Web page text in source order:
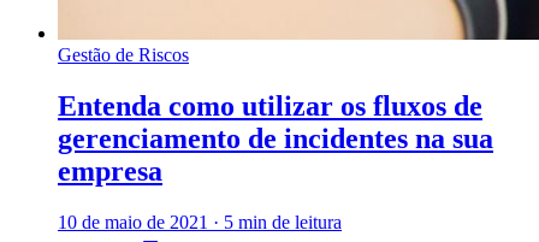
Gestão de Riscos
Entenda como utilizar os fluxos de
gerenciamento de incidentes na sua
empresa
10 de maio de 2021 · 5 min de leitura